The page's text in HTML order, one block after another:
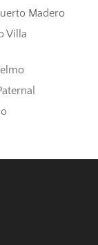
Madero
Villa